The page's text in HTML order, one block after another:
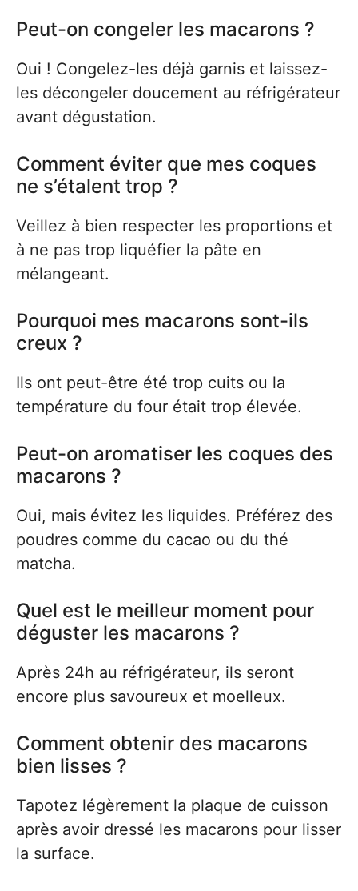
Peut-on congeler les macarons ?
Oui ! Congelez-les déjà garnis et laissez-
les décongeler doucement au réfrigérateur
avant dégustation.
Comment éviter que mes coques
ne s’étalent trop ?
Veillez à bien respecter les proportions et
à ne pas trop liquéfier la pâte en
mélangeant.
Pourquoi mes macarons sont-ils
creux ?
Ils ont peut-être été trop cuits ou la
température du four était trop élevée.
Peut-on aromatiser les coques des
macarons ?
Oui, mais évitez les liquides. Préférez des
poudres comme du cacao ou du thé
matcha.
Quel est le meilleur moment pour
déguster les macarons ?
Après 24h au réfrigérateur, ils seront
encore plus savoureux et moelleux.
Comment obtenir des macarons
bien lisses ?
Tapotez légèrement la plaque de cuisson
après avoir dressé les macarons pour lisser
la surface.